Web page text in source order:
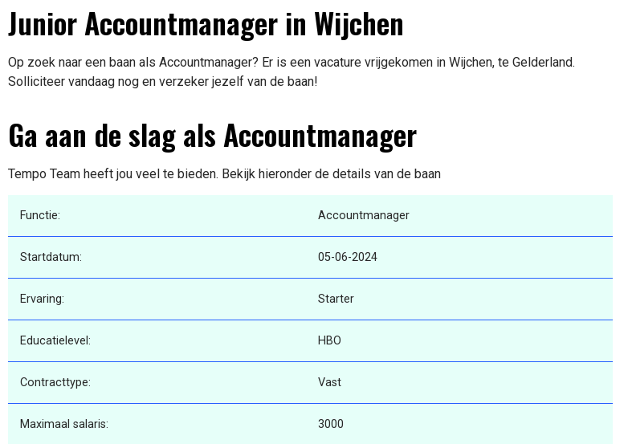
Junior Accountmanager in Wijchen
Op zoek naar een baan als Accountmanager? Er is een vacature vrijgekomen in Wijchen, te Gelderland.
Solliciteer vandaag nog en verzeker jezelf van de baan!
Ga aan de slag als Accountmanager
Tempo Team heeft jou veel te bieden. Bekijk hieronder de details van de baan
Functie: Accountmanager
Startdatum: 05-06-2024
Ervaring: Starter
Educatielevel: HBO
Contracttype: Vast
Maximaal salaris: 3000